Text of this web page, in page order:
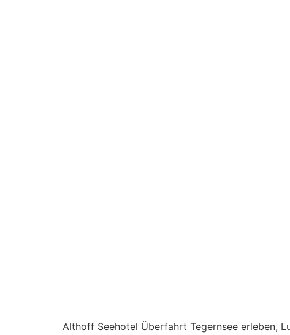
Althoff Seehotel Überfahrt Tegernsee erleben,